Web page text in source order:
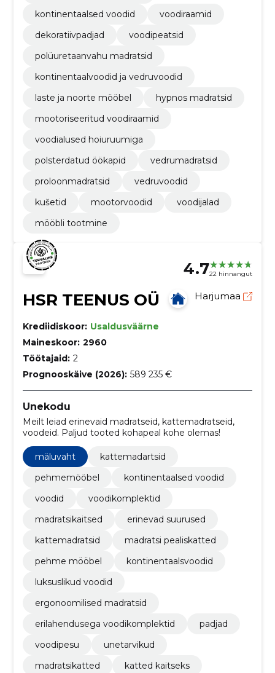
kontinentaalsed voodid
voodiraamid
dekoratiivpadjad
voodipeatsid
polüuretaanvahu madratsid
kontinentaalvoodid ja vedruvoodid
laste ja noorte mööbel
hypnos madratsid
mootoriseeritud voodiraamid
voodialused hoiuruumiga
polsterdatud öökapid
vedrumadratsid
proloonmadratsid
vedruvoodid
kušetid
mootorvoodid
voodijalad
mööbli tootmine
4.722 hinnangut
HSR TEENUS OÜ Harjumaa
Krediidiskoor: Usaldusväärne
Maineskoor: 2960
Töötajaid: 2
Prognooskäive (2026): 589 235 €
Unekodu
Meilt leiad erinevaid madratseid, kattemadratseid,
voodeid. Paljud tooted kohapeal kohe olemas!
mäluvaht
kattemadartsid
pehmemööbel
kontinentaalsed voodid
voodid
voodikomplektid
madratsikaitsed
erinevad suurused
kattemadratsid
madratsi pealiskatted
pehme mööbel
kontinentaalsvoodid
luksuslikud voodid
ergonoomilised madratsid
erilahendusega voodikomplektid
padjad
voodipesu
unetarvikud
madratsikatted
katted kaitseks